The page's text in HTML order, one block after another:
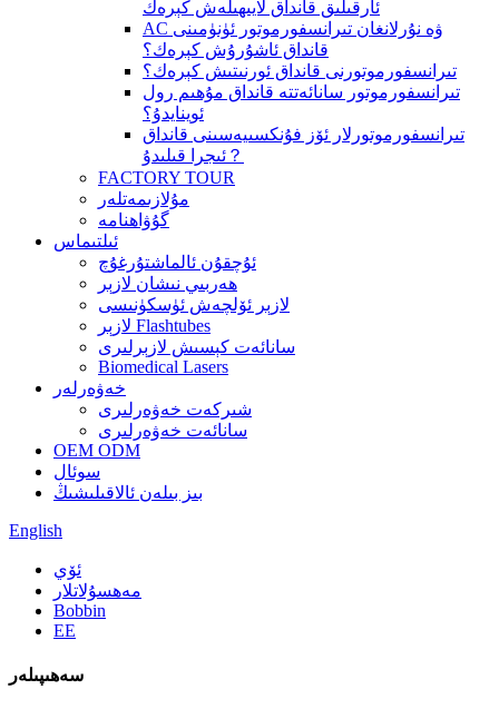
ئارقىلىق قانداق لايىھىلەش كېرەك
AC ۋە نۇرلانغان تىرانسفورموتور ئۈنۈمىنى
قانداق ئاشۇرۇش كېرەك؟
تىرانسفورموتورنى قانداق ئورنىتىش كېرەك؟
تىرانسفورموتور سانائەتتە قانداق مۇھىم رول
ئوينايدۇ؟
تىرانسفورموتورلار ئۆز فۇنكسىيەسىنى قانداق
ئىجرا قىلىدۇ？
FACTORY TOUR
مۇلازىمەتلەر
گۇۋاھنامە
ئىلتىماس
ئۇچقۇن ئالماشتۇرغۇچ
ھەربىي نىشان لازېر
لازېر ئۆلچەش ئۈسكۈنىسى
لازېر Flashtubes
سانائەت كېسىش لازېرلىرى
Biomedical Lasers
خەۋەرلەر
شىركەت خەۋەرلىرى
سانائەت خەۋەرلىرى
OEM ODM
سوئال
بىز بىلەن ئالاقىلىشىڭ
English
ئۆي
مەھسۇلاتلار
Bobbin
EE
سەھىپىلەر